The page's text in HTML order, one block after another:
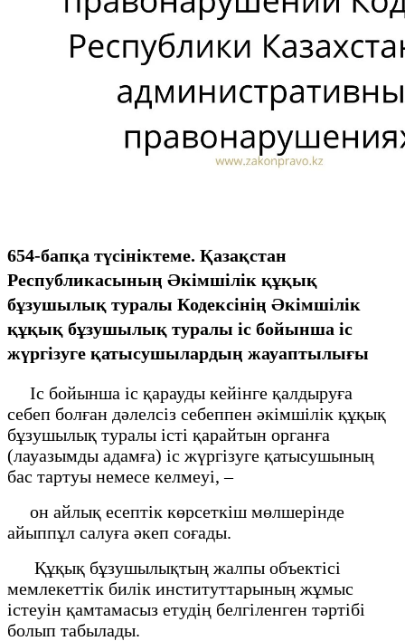
654-бапқа түсініктеме. Қазақстан
Республикасының Әкімшілік құқық
бұзушылық туралы Кодексінің Әкімшілік
құқық бұзушылық туралы іс бойынша іс
жүргізуге қатысушылардың жауаптылығы
Іс бойынша іс қарауды кейінге қалдыруға
себеп болған дәлелсіз себеппен әкімшілік құқық
бұзушылық туралы істі қарайтын органға
(лауазымды адамға) іс жүргізуге қатысушының
бас тартуы немесе келмеуі, –
он айлық есептік көрсеткіш мөлшерінде
айыппұл салуға әкеп соғады.
Құқық бұзушылықтың жалпы объектісі
мемлекеттік билік институттарының жұмыс
істеуін қамтамасыз етудің белгіленген тәртібі
болып табылады.